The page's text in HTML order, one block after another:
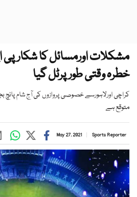
خطرہ وقتی طورپرٹل گیا
کراچی اورلاہورسے خصوصی پروازوں کی آج شام پانچ
متوقع ہے
Sports Reporter
May 27, 2021